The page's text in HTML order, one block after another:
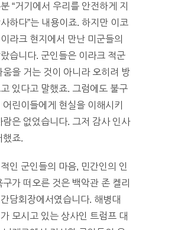
“거기에서 우리를 안전하게 지
하다”는 내용이죠. 하지만 이코
라크 현지에서 만난 미군들의
습니다. 군인들은 이라크 적군
움을 거는 것이 아니라 오히려 방
있다고 말했죠. 그럼에도 불구
린이들에게 현실을 이해시키
람은 없었습니다. 그저 감사 인사
했죠.
인 군인들의 마음, 민간인의 인
구가 떠오른 것은 백악관 존 켈리
담회장에서였습니다. 해병대
모시고 있는 상사인 트럼프 대